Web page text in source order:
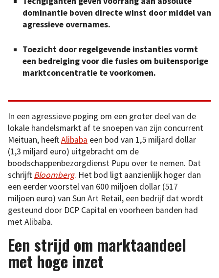
dominantie boven directe winst door middel van
agressieve overnames.
Toezicht door regelgevende instanties vormt
een bedreiging voor die fusies om buitensporige
marktconcentratie te voorkomen.
In een agressieve poging om een groter deel van de
lokale handelsmarkt af te snoepen van zijn concurrent
Meituan, heeftAlibaba een bod van 1,5 miljard dollar
(1,3 miljard euro) uitgebracht om de
boodschappenbezorgdienst Pupu over te nemen. Dat
schrijft Bloomberg. Het bod ligt aanzienlijk hoger dan
een eerder voorstel van 600 miljoen dollar (517
miljoen euro) van Sun Art Retail, een bedrijf dat wordt
gesteund door DCP Capital en voorheen banden had
met Alibaba.
Een strijd om marktaandeel
met hoge inzet